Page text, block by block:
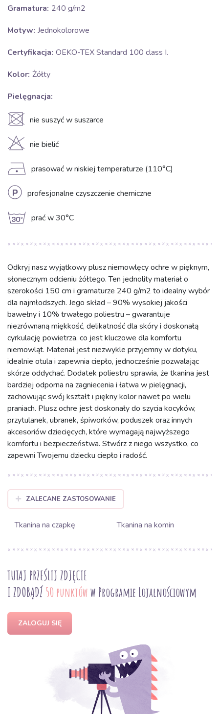
Gramatura: 240 g/m2
Motyw: Jednokolorowe
Certyfikacja: OEKO-TEX Standard 100 class I.
Kolor: Żółty
Pielęgnacja:
U nie suszyć w suszarce
H nie bielić
D prasować w niskiej temperaturze (110°C)
L profesjonalne czyszczenie chemiczne
g prać w 30°C
Odkryj nasz wyjątkowy plusz niemowlęcy ochre w pięknym,
słonecznym odcieniu żółtego. Ten jednolity materiał o
szerokości 150 cm i gramaturze 240 g/m2 to idealny wybór
dla najmłodszych. Jego skład – 90% wysokiej jakości
bawełny i 10% trwałego poliestru – gwarantuje
niezrównaną miękkość, delikatność dla skóry i doskonałą
cyrkulację powietrza, co jest kluczowe dla komfortu
niemowląt. Materiał jest niezwykle przyjemny w dotyku,
idealnie otula i zapewnia ciepło, jednocześnie pozwalając
skórze oddychać. Dodatek poliestru sprawia, że tkanina jest
bardziej odporna na zagniecenia i łatwa w pielęgnacji,
zachowując swój kształt i piękny kolor nawet po wielu
praniach. Plusz ochre jest doskonały do szycia kocyków,
przytulanek, ubranek, śpiworków, poduszek oraz innych
akcesoriów dziecięcych, które wymagają najwyższego
komfortu i bezpieczeństwa. Stwórz z niego wszystko, co
zapewni Twojemu dziecku ciepło i radość.
ZALECANE ZASTOSOWANIE
Tkanina na czapkę Tkanina na komin
TUTAJ PRZEŚLIJ ZDJĘCIE
I ZDOBĄDŹ 50 punktóww Programie Lojalnościowym
ZALOGUJ SIĘ